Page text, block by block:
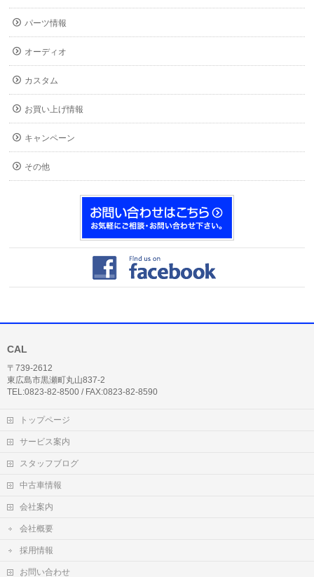
パーツ情報
オーディオ
カスタム
お買い上げ情報
キャンペーン
その他
CAL
〒739-2612
東広島市黒瀬町丸山837-2
TEL:0823-82-8500 / FAX:0823-82-8590
トップページ
サービス案内
スタッフブログ
中古車情報
会社案内
会社概要
採用情報
お問い合わせ